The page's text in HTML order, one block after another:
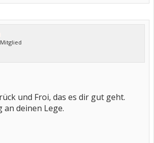
und Froi, das es dir gut geht.
an deinen Lege.